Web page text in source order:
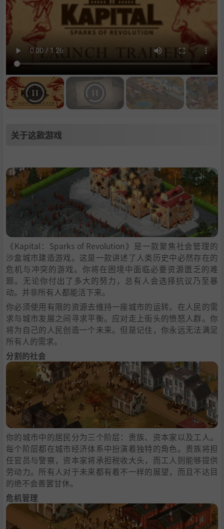
关于这款游戏
《Kapital：Sparks of Revolution》是一款聚焦社会管理的
沙盒城市建造游戏。这是一款讲述了人类历史中必然存在的
危机与冲突的游戏。你将在困境中面临必要资源匮乏的难
题。无论你付出了多大的努力，总有人会选择抗议乃至暴
动。并非所有人都能活下来。
你必须使用有限的资源去维持一座城市的运转。在人民的需
求与城市发展之间寻求平衡。应对走上街头的愤怒人群。你
将为自己的人民创造一个未来。但是记住，你永远无法满足
所有人的需求。
分割的社会
你的城市中的居民分为三个阶层：贵族、资本家以及工人。
每个阶层都在城市经济体系中扮演着独特的角色。贵族将担
任官员与警察，资本家将承担税收大头，而工人则能够提供
劳动力。所有人对于未来都有着不一样的展望，而且不达目
的绝不会善罢甘休。
危机管理